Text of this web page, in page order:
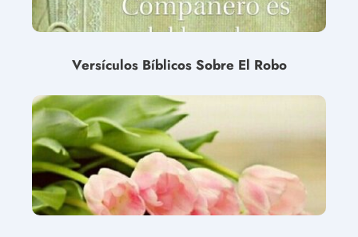
Versículos Bíblicos Sobre El Robo